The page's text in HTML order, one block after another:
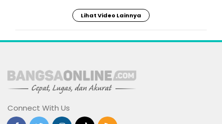
Lihat Video Lainnya
Connect With Us